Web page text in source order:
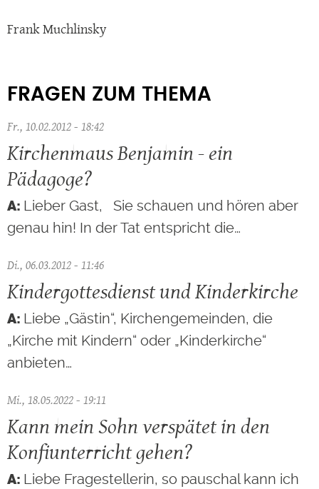
Frank Muchlinsky
FRAGEN ZUM THEMA
Fr., 10.02.2012 - 18:42
Kirchenmaus Benjamin - ein
Pädagoge?
Lieber Gast, Sie schauen und hören aber
genau hin! In der Tat entspricht die…
Di., 06.03.2012 - 11:46
Kindergottesdienst und Kinderkirche
Liebe „Gästin“, Kirchengemeinden, die
„Kirche mit Kindern“ oder „Kinderkirche“
anbieten…
Mi., 18.05.2022 - 19:11
Kann mein Sohn verspätet in den
Konfiunterricht gehen?
Liebe Fragestellerin, so pauschal kann ich